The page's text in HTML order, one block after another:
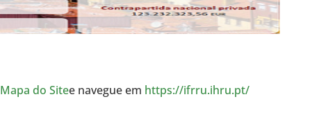
Mapa do Sitee navegue em https://ifrru.ihru.pt/